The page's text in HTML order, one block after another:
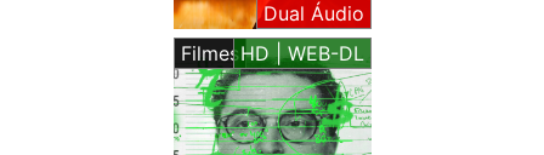
Dual Áudio
FilmesHD | WEB-DL